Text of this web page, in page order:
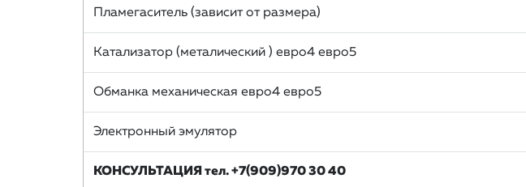
Пламегаситель (зависит от размера)
Катализатор (металический ) евро4 евро5
Обманка механическая евро4 евро5
Электронный эмулятор
КОНСУЛЬТАЦИЯ тел. +7(909)970 30 40